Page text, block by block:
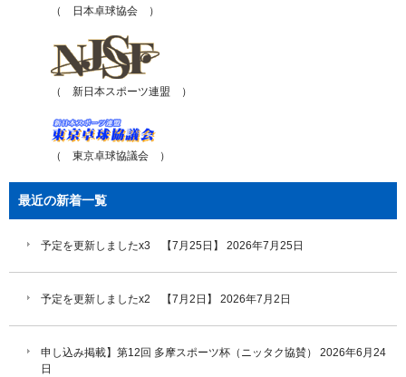
（ 日本卓球協会 ）
（ 新日本スポーツ連盟 ）
（ 東京卓球協議会 ）
最近の新着一覧
予定を更新しましたx3 【7月25日】 2026年7月25日
予定を更新しましたx2 【7月2日】 2026年7月2日
申し込み掲載】第12回 多摩スポーツ杯（ニッタク協賛）
2026年6月24
日